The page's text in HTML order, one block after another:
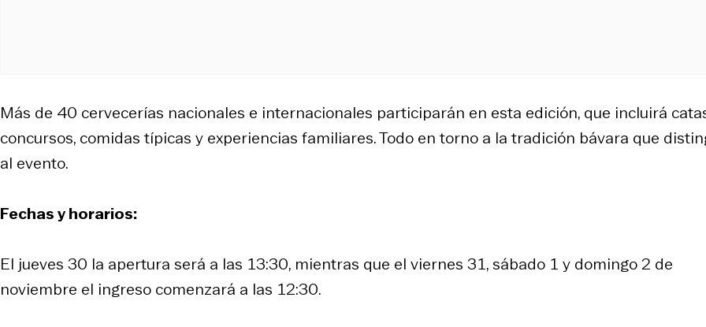
Más de 40 cervecerías nacionales e internacionales participarán en esta edición, que incluirá
concursos, comidas típicas y experiencias familiares. Todo en torno a la tradición bávara que
al evento.
Fechas y horarios:
El jueves 30 la apertura será a las 13:30, mientras que el viernes 31, sábado 1 y domingo 2 de
noviembre el ingreso comenzará a las 12:30.